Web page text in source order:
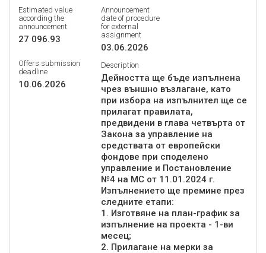
Estimated value
according the
announcement
27 096.93
Announcement
date of procedure
for external
assignment
03.06.2026
Offers submission
deadline
10.06.2026
Description
Дейността ще бъде изпълнена
чрез външно възлагане, като
при избора на изпълнител ще се
прилагат правилата,
предвидени в глава четвърта от
Закона за управление на
средствата от европейски
фондове при споделено
управление и Постановление
№4 на МС от 11.01.2024 г.
Изпълнението ще премине през
следните етапи:
1. Изготвяне на план-график за
изпълнение на проекта - 1-ви
месец;
2. Прилагане на мерки за